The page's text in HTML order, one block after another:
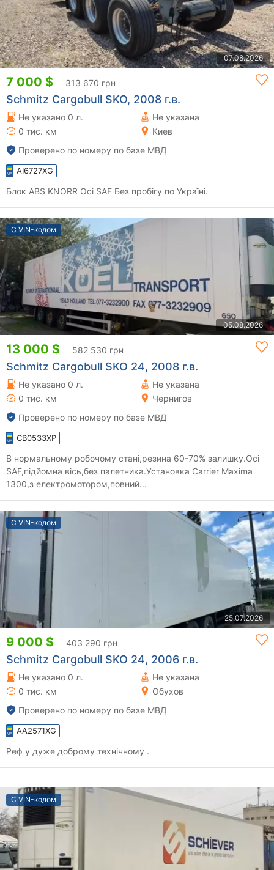
07.08.2026
7 000 $ 313 670 грн
Schmitz Cargobull SKO, 2008 г.в.
Не указано 0 л.
Не указана
0 тис. км
Киев
Проверено по номеру по базе МВД
AI6727XG
Блок ABS KNORR Осі SAF Без пробігу по Україні.
С VIN-кодом
05.08.2026
13 000 $ 582 530 грн
Schmitz Cargobull SKO 24, 2008 г.в.
Не указано 0 л.
Не указана
0 тис. км
Чернигов
Проверено по номеру по базе МВД
CB0533XP
В нормальному робочому стані,резина 60-70% залишку.Осі
SAF,підйомна вісь,без палетника.Установка Carrier Maxima
1300,з електромотором,повний...
С VIN-кодом
25.07.2026
9 000 $ 403 290 грн
Schmitz Cargobull SKO 24, 2006 г.в.
Не указано 0 л.
Не указана
0 тис. км
Обухов
Проверено по номеру по базе МВД
AA2571XG
Реф у дуже доброму технічному .
С VIN-кодом